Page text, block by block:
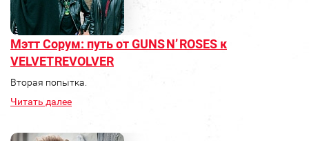
Мэтт Сорум: путь от GUNS N’ ROSES к
VELVET REVOLVER
Вторая попытка.
Читать далее